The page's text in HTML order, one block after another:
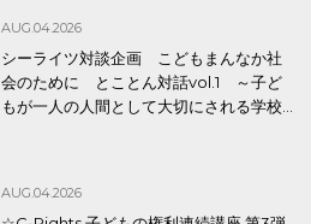
AUG.04.2026
シーライツ対談企画 こどもまんなか社
会のために とことん対話vol.1 ～子ど
もが一人の人間として大切にされる学校
AUG.04.2026